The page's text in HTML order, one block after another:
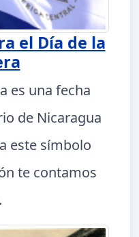
el Día de la
es una fecha
de Nicaragua
este símbolo
te contamos